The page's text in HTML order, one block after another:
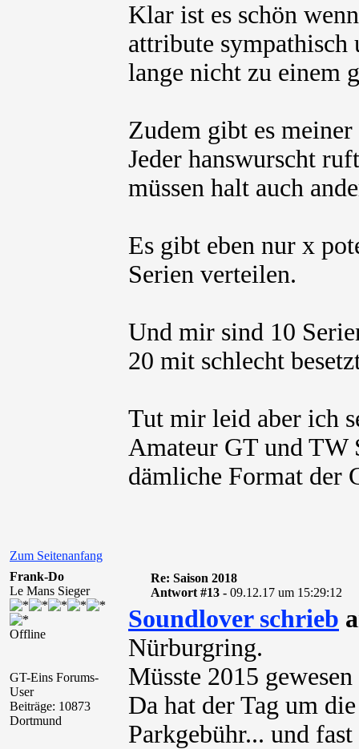
Klar ist es schön
attribute sympathisch
lange nicht zu einem
Zudem gibt es
Jeder hanswurscht
müssen halt auch
Es gibt eben nur x
Serien verteilen.
Und mir sind 10
20 mit schlecht
Tut mir leid aber ich
Amateur GT und TW
dämliche Format der
Zum Seitenanfang
Frank-Do
Le Mans Sieger
Offline
GT-Eins Forums-
User
Beiträge: 10873
Dortmund
Re: Saison 2018
Antwort #13 - 09.12.17 um 15:29:12
Soundlover schrieb
Nürburgring.
Müsste 2015
Da hat der Tag um
Parkgebühr... und